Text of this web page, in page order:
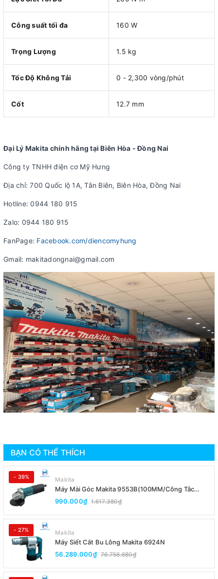
Công suất tối đa 160 W
Trọng Lượng 1.5 kg
Tốc Độ Không Tải 0 - 2,300 vòng/phút
Cốt 12.7 mm
Đại Lý Makita chính hãng tại Biên Hòa - Đồng Nai
Công ty TNHH điện cơ Mỹ Hưng
Địa chỉ: 700 Quốc lộ 1A, Tân Biên, Biên Hòa, Đồng Nai
Hotline: 0944 180 915
Zalo: 0944 180 915
FanPage: Facebook.com/diencomyhung
Gmail: makitadongnai@gmail.com
BẠN CÓ THỂ THÍCH
- 39% Makita
Máy Mài Góc Makita 9553B(100MM/Công Tắc
Đuôi)
990.000₫ 1.617.380₫
- 27% Makita
Máy Siết Cắt Bu Lông Makita 6924N
56.289.000₫ 76.756.680₫